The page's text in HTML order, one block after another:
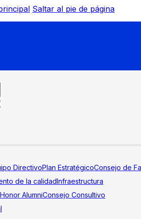
Saltar al pie de página
DirectivoPlan EstratégicoConsejo de
de la calidadInfraestructura
AlumniConsejo Consultivo